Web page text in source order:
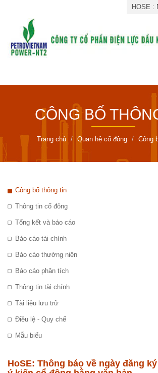
HOSE :
CÔNG BỐ
Trang chủ Quan hệ cổ đông Công
Công bố thông tin
Thông tin cổ đông
Tổng kết và báo cáo
Báo cáo tài chính
Báo cáo thường niên
Báo cáo phân tích
Thông tin tài chính
Tài liệu lưu trữ
Điều lệ - Quy chế
Mẫu biểu
HoSE: Thông báo về ngày đăng